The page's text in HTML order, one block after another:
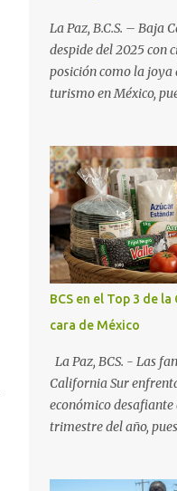
La Paz, B.C.S. – Baja
despide del 2025 con
posición como la joya
turismo en México,
fideicomisos de
proyecta un cierre de
ocupación hotelera
conectividad aérea en
derrama económica
proyecciones para
son optimistas, con
supera el 70% . Sin
año la ha dado el
encabeza las
impresionante 89% de
impulsado por el
turismo de naturaleza.
Nuevo). La Paz: 66%.
BCS en el Top 3 de la
cara de México
La Paz, BCS. - Las
California Sur
económico
trimestre del año,